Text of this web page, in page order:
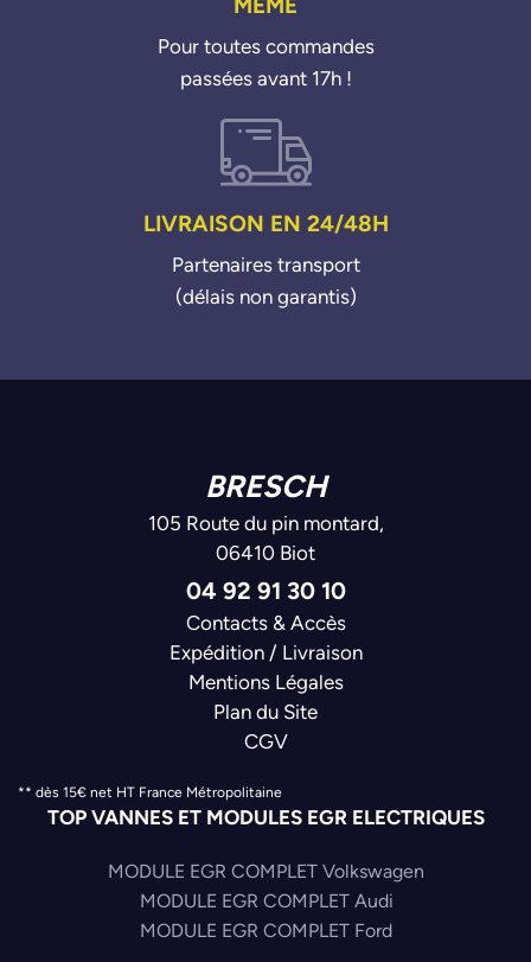
Pour toutes commandes
passées avant 17h !
LIVRAISON EN 24/48H
Partenaires transport
(délais non garantis)
BRESCH
105 Route du pin montard,
06410 Biot
04 92 91 30 10
Contacts & Accès
Expédition / Livraison
Mentions Légales
Plan du Site
CGV
** dès 15€ net HT France Métropolitaine
TOP VANNES ET MODULES EGR ELECTRIQUES
MODULE EGR COMPLET Volkswagen
MODULE EGR COMPLET Audi
MODULE EGR COMPLET Ford